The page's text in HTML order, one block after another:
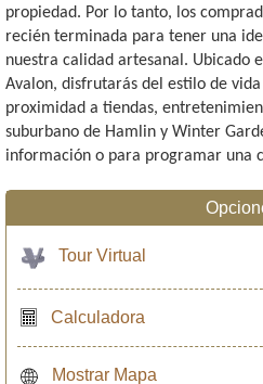
propiedad. Por lo tanto, los
recién terminada para tener una
nuestra calidad artesanal. Ubicado
Avalon, disfrutarás del estilo de
proximidad a tiendas,
suburbano de Hamlin y Winter
información o para programar una
Tour Virtual
Calculadora
Mostrar Mapa